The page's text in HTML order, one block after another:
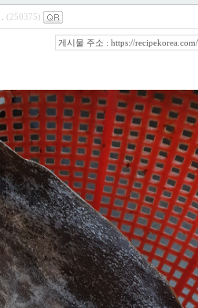
(250375)
게시물 주소 : https://